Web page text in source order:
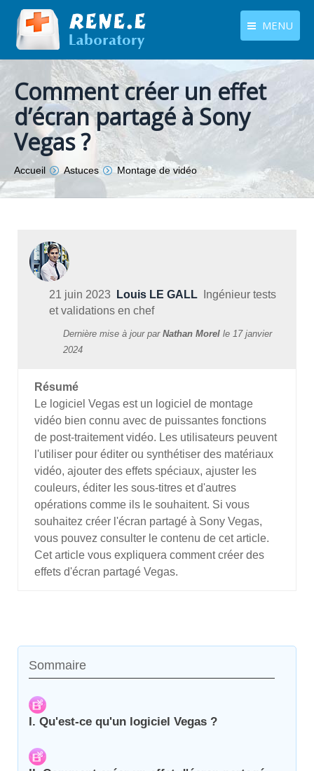
MENU
Centre de téléchargement
Boutique
Tutoriels
Contactez-nous
Langues
Comment créer un effet
d’écran partagé à Sony
Vegas ?
Vous êtes ici :
Accueil Astuces Montage de vidéo
21 juin 2023 Louis LE GALL Ingénieur tests
et validations en chef
Dernière mise à jour par Nathan Morel le 17 janvier
2024
Résumé
Le logiciel Vegas est un logiciel de montage
vidéo bien connu avec de puissantes fonctions
de post-traitement vidéo. Les utilisateurs peuvent
l'utiliser pour éditer ou synthétiser des matériaux
vidéo, ajouter des effets spéciaux, ajuster les
couleurs, éditer les sous-titres et d'autres
opérations comme ils le souhaitent. Si vous
souhaitez créer l'écran partagé à Sony Vegas,
vous pouvez consulter le contenu de cet article.
Cet article vous expliquera comment créer des
effets d'écran partagé Vegas.
Sommaire
I. Qu'est-ce qu'un logiciel Vegas ?